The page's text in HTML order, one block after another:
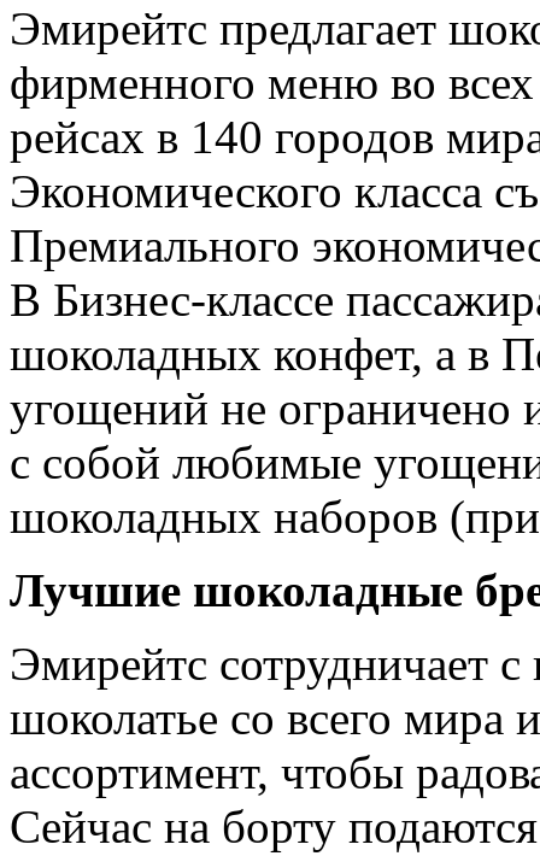
Эмирейтс предлагает
фирменного меню во
рейсах в 140 городов
Экономического класса
Премиального
В Бизнес-классе
шоколадных конфет, а в
угощений не ограничено
с собой любимые
шоколадных наборов
Лучшие шоколадные
Эмирейтс сотрудничает
шоколатье со всего мира
ассортимент, чтобы
Сейчас на борту